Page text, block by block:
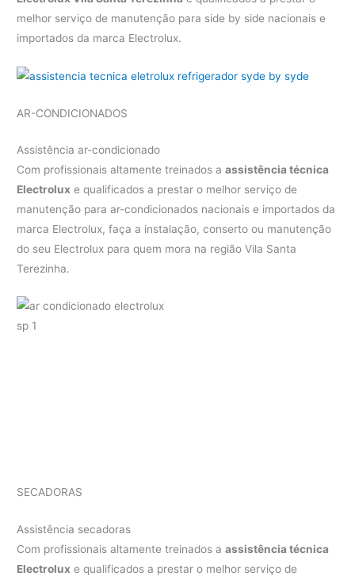
melhor serviço de manutenção para side by side nacionais e
importados da marca Electrolux.
AR-CONDICIONADOS
Assistência ar-condicionado
Com profissionais altamente treinados aassistência técnica
Electrolux e qualificados a prestar o melhor serviço de
manutenção para ar-condicionados nacionais e importados da
marca Electrolux, faça a instalação, conserto ou manutenção
do seu Electrolux para quem mora na região Vila Santa
Terezinha.
SECADORAS
Assistência secadoras
Com profissionais altamente treinados aassistência técnica
Electrolux e qualificados a prestar o melhor serviço de